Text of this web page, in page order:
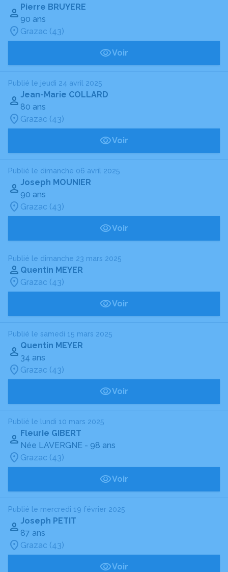
Pierre BRUYERE
90 ans
Grazac (43)
Voir
Publié le jeudi 24 avril 2025
Jean-Marie COLLARD
80 ans
Grazac (43)
Voir
Publié le dimanche 06 avril 2025
Joseph MOUNIER
90 ans
Grazac (43)
Voir
Publié le dimanche 23 mars 2025
Quentin MEYER
Grazac (43)
Voir
Publié le samedi 15 mars 2025
Quentin MEYER
34 ans
Grazac (43)
Voir
Publié le lundi 10 mars 2025
Fleurie GIBERT
Née LAVERGNE - 98 ans
Grazac (43)
Voir
Publié le mercredi 19 février 2025
Joseph PETIT
87 ans
Grazac (43)
Voir